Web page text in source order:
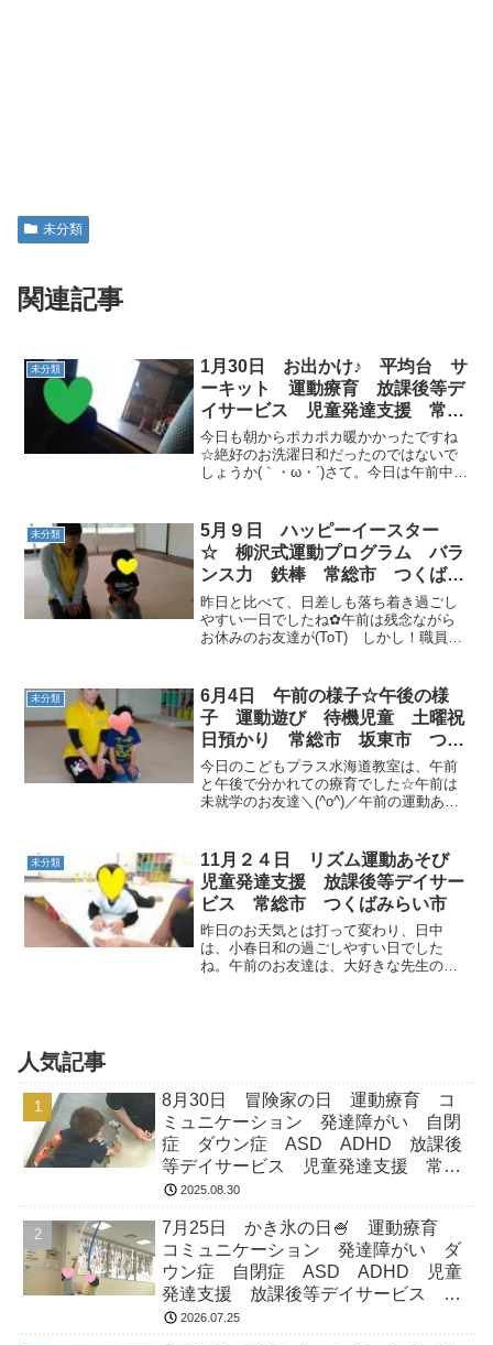
未分類
関連記事
未分類
1月30日 お出かけ♪ 平均台 サ
ーキット 運動療育 放課後等デ
イサービス 児童発達支援 常総
市 つくばみらい市
今日も朝からポカポカ暖かかったですね
☆絶好のお洗濯日和だったのではないで
しょうか(｀・ω・´)さて。今日は午前中の
へ。初めて見る自動で開く大きな扉やご
みを捕まえるクレー...
未分類
5月９日 ハッピーイースター
☆ 柳沢式運動プログラム バラ
ンス力 鉄棒 常総市 つくばみ
らい市
昨日と比べて、日差しも落ち着き過ごし
やすい一日でしたね✿午前は残念ながら
お休みのお友達が(ToT) しかし！職員を
動の鉄棒は大のお気に入りです♫ ご挨
拶・おやつの後...
未分類
6月4日 午前の様子☆午後の様
子 運動遊び 待機児童 土曜祝
日預かり 常総市 坂東市 つく
ばみらい市
今日のこどもプラス水海道教室は、午前
と午後で分かれての療育でした☆午前は
未就学のお友達＼(^o^)／午前の運動あそ
す！！ジャングルを抜けるとカッコ良い
ツバメポーズとおサル...
未分類
11月２４日 リズム運動あそび
児童発達支援 放課後等デイサー
ビス 常総市 つくばみらい市
昨日のお天気とは打って変わり、日中
は、小春日和の過ごしやすい日でした
ね。午前のお友達は、大好きな先生の姿
人気記事
8月30日 冒険家の日 運動療育 コ
ミュニケーション 発達障がい 自閉
症 ダウン症 ASD ADHD 放課後
等デイサービス 児童発達支援 常総
市 つくばみらい市 坂東市 守谷市
2025.08.30
7月25日 かき氷の日🍧 運動療育
コミュニケーション 発達障がい ダ
ウン症 自閉症 ASD ADHD 児童
発達支援 放課後等デイサービス 常
総市 つくばみらい市 坂東市 守谷
2026.07.25